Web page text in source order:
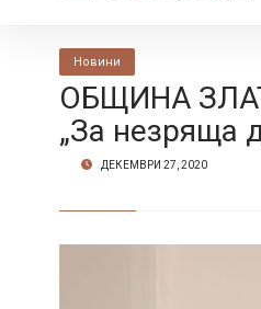
Новини
ОБЩИНА
„За незряща
ДЕКЕМВРИ 27, 2020